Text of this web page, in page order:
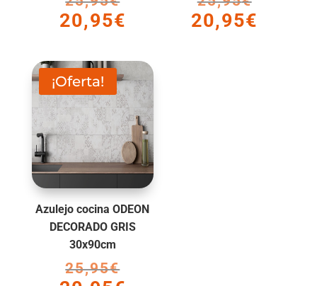
precio
25,95€.
20,95€
es:
20,95€.
precio
20,95€
¡Oferta!
Azulejo cocina ODEON
DECORADO GRIS
30x90cm
25,95€El